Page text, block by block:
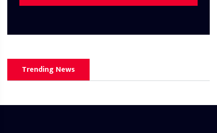
Trending News